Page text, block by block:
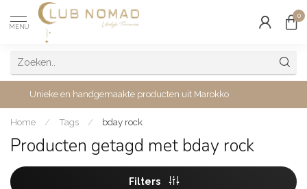
MENU
0
Unieke en handgemaakte producten uit Marokko
Home / Tags / bday rock
Producten getagd met bday rock
Filters